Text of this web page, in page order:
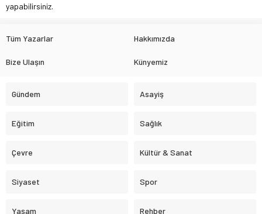
yapabilirsiniz.
Tüm Yazarlar Hakkımızda
Bize Ulaşın Künyemiz
Gündem Asayiş
Eğitim Sağlık
Çevre Kültür & Sanat
Siyaset Spor
Yaşam Rehber